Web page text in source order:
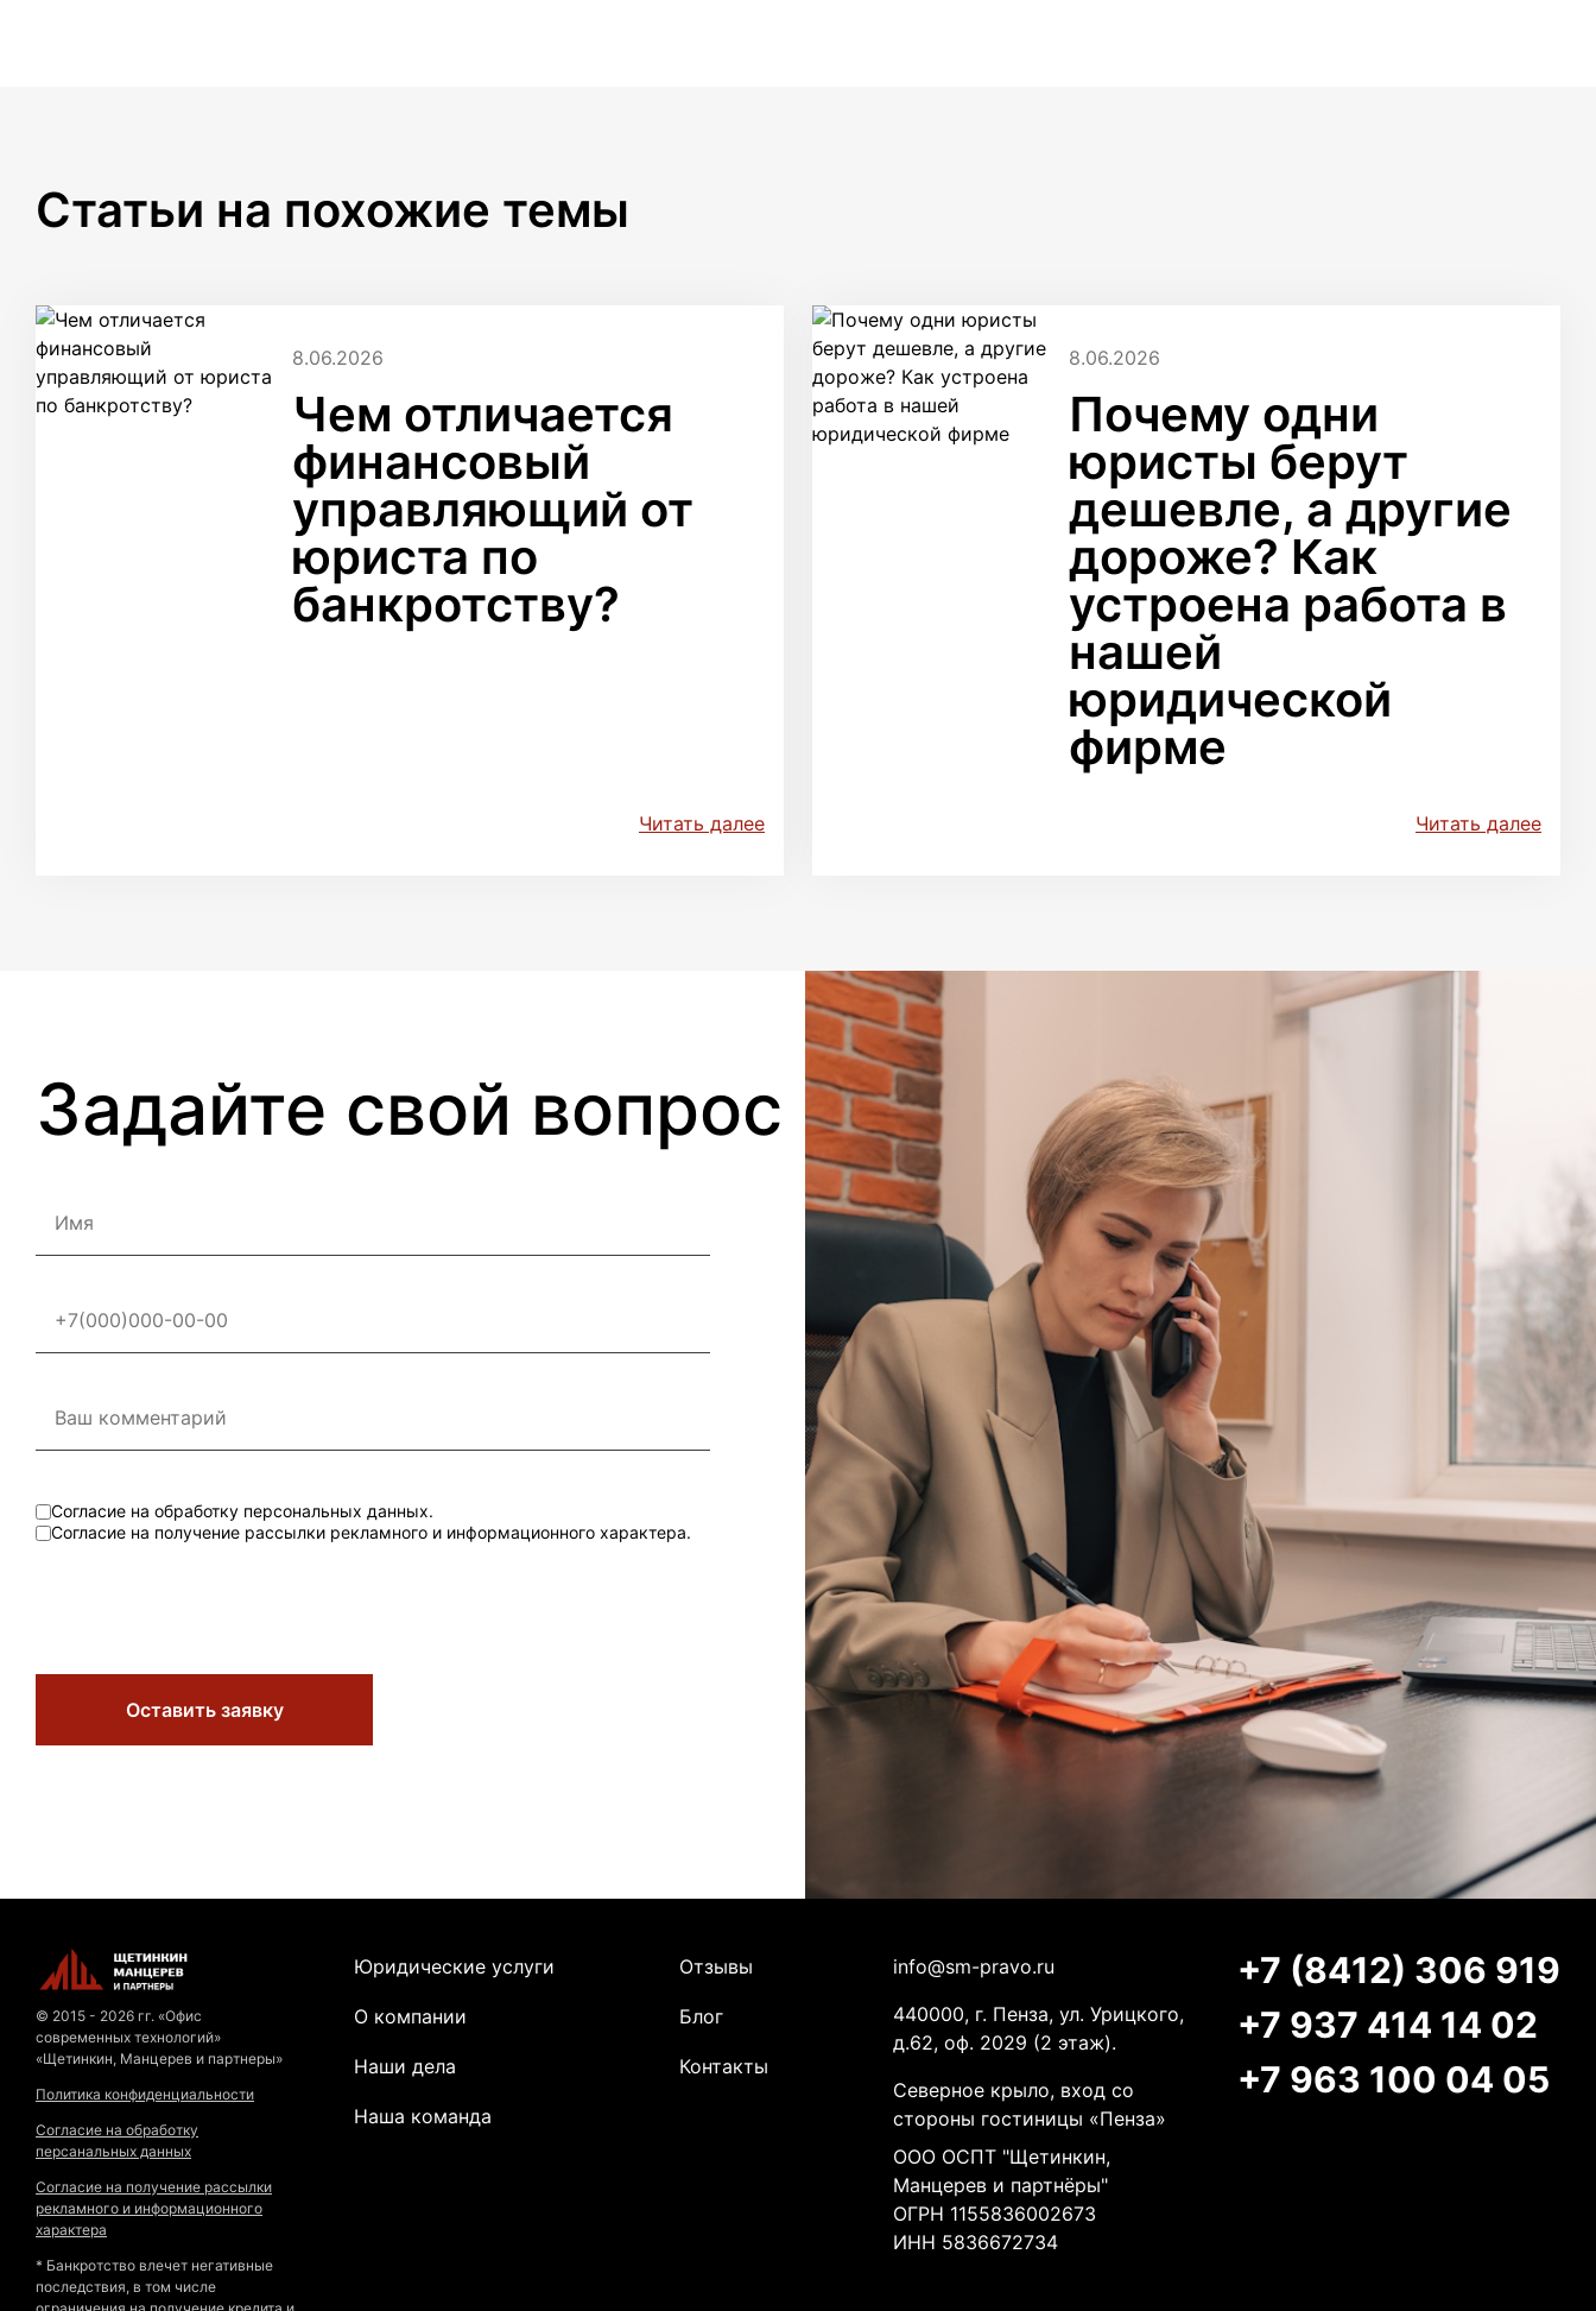
Статьи на похожие темы
8.06.2026
Чем отличается
финансовый
управляющий от
юриста по
банкротству?
Читать далее
8.06.2026
Почему одни
юристы берут
дешевле, а другие
дороже? Как
устроена работа в
нашей
юридической
фирме
Читать далее
Задайте свой вопрос
Согласие на обработку персональных данных.
Согласие на получение рассылки рекламного и информационного характера.
Оставить заявку
© 2015 - 2026 гг. «Офис
современных технологий»
«Щетинкин, Манцерев и партнеры»
Политика конфиденциальности
Согласие на обработку
персанальных данных
Согласие на получение рассылки
рекламного и информационного
характера
* Банкротство влечет негативные
последствия, в том числе
Юридические услуги
О компании
Наши дела
Наша команда
Отзывы
Блог
Контакты
info@sm-pravo.ru
440000, г. Пенза, ул. Урицкого,
д.62, оф. 2029 (2 этаж).
Северное крыло, вход со
стороны гостиницы «Пенза»
ООО ОСПТ "Щетинкин,
Манцерев и партнёры"
ОГРН 1155836002673
ИНН 5836672734
+7 (8412) 306 919
+7 937 414 14 02
+7 963 100 04 05